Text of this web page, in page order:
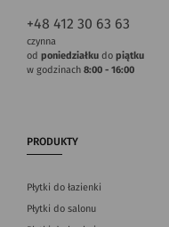
+48 412 30 63 63
czynna
od poniedziałku do piątku
w godzinach 8:00 - 16:00
PRODUKTY
Płytki do łazienki
Płytki do salonu